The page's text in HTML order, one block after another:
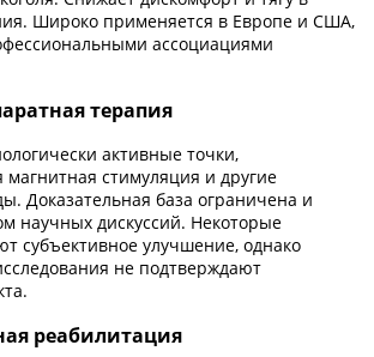
Широко применяется в Европе и США,
ассоциациями
терапия
активные точки,
магнитная стимуляция и другие
Доказательная база ограничена и
научных дискуссий. Некоторые
субъективное улучшение, однако
не подтверждают
реабилитация